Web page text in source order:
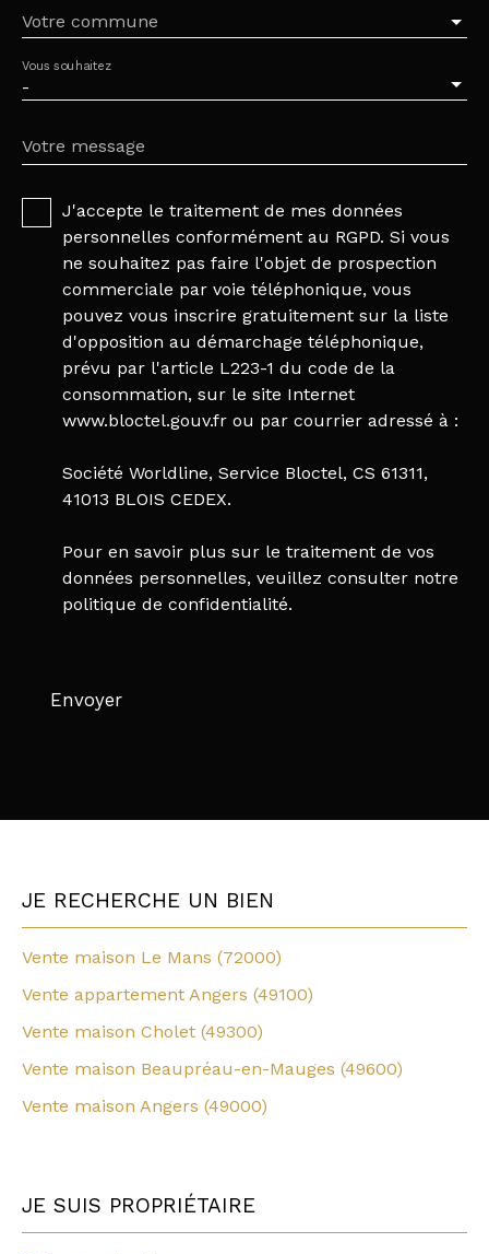
Votre commune
-
Vous souhaitez
Votre message
J'accepte le traitement de mes données
personnelles conformément au RGPD. Si vous
ne souhaitez pas faire l'objet de prospection
commerciale par voie téléphonique, vous
pouvez vous inscrire gratuitement sur la liste
d'opposition au démarchage téléphonique,
prévu par l'article L223-1 du code de la
consommation, sur le site Internet
www.bloctel.gouv.fr ou par courrier adressé à :
Société Worldline, Service Bloctel, CS 61311,
41013 BLOIS CEDEX.
Pour en savoir plus sur le traitement de vos
données personnelles, veuillez consulter notre
politique de confidentialité.
Envoyer
JE RECHERCHE UN BIEN
Vente maison Le Mans (72000)
Vente appartement Angers (49100)
Vente maison Cholet (49300)
Vente maison Beaupréau-en-Mauges (49600)
Vente maison Angers (49000)
JE SUIS PROPRIÉTAIRE